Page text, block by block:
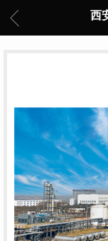
西